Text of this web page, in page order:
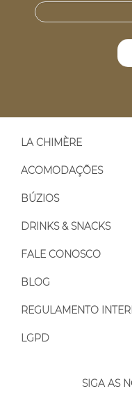
LA CHIMÈRE
ACOMODAÇÕES
BÚZIOS
DRINKS & SNACKS
FALE CONOSCO
BLOG
REGULAMENTO
LGPD
SIGA AS